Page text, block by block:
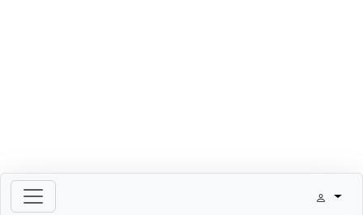
Welcome with your ignition